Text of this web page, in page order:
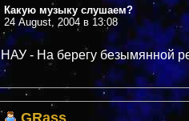
Какую музыку слушаем?
24 August, 2004 в 13:08
НАУ - На берегу безымянной
GRass